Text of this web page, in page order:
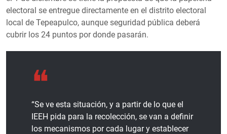
electoral se entregue directamente en el distrito electoral
local de Tepeapulco, aunque seguridad pública deberá
cubrir los 24 puntos por donde pasarán.
“Se ve esta situación, y a partir de lo que el
IEEH pida para la recolección, se van a definir
los mecanismos por cada lugar y establecer